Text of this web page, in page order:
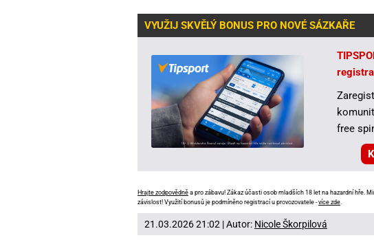
VYUŽIJ SKVĚLÝ BONUS PRO NOVÉ SÁZKAŘE
free
Hrajte zodpovědně a pro zábavu! Zákaz účasti osob mladších 18 let na hazardní hře.
závislost! Využití bonusů je podmíněno registrací u provozovatele -více zde.
21.03.2026 21:02 | Autor: Nicole Škorpilová